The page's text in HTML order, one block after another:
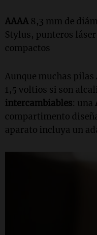
AAAA 8,3 mm de
Stylus, punteros
compactos
Aunque muchas pilas
1,5 voltios si son
intercambiables: una
compartimento
aparato incluya un